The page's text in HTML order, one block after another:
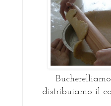
distribuiamo il